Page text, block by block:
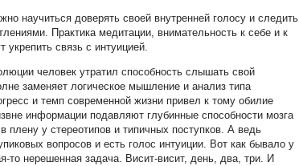
научиться доверять своей внутренней голосу и следить
Практика медитации, внимательность к себе и к
связь с интуицией.
человек утратил способность слышать свой
заменяет логическое мышление и анализ типа
и темп современной жизни привел к тому обилие
информации подавляют глубинные способности мозга
плену у стереотипов и типичных поступков. А ведь
вопросов и есть голос интуиции. Вот как бывало у
то нерешенная задача. Висит-висит, день, два, три. И